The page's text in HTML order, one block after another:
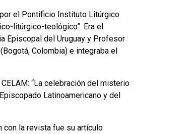
el Pontificio Instituto Litúrgico
litúrgico-teológico”. Era el
Episcopal del Uruguay y Profesor
Colombia) e integraba el
“La celebración del misterio
Latinoamericano y del
la revista fue su artículo